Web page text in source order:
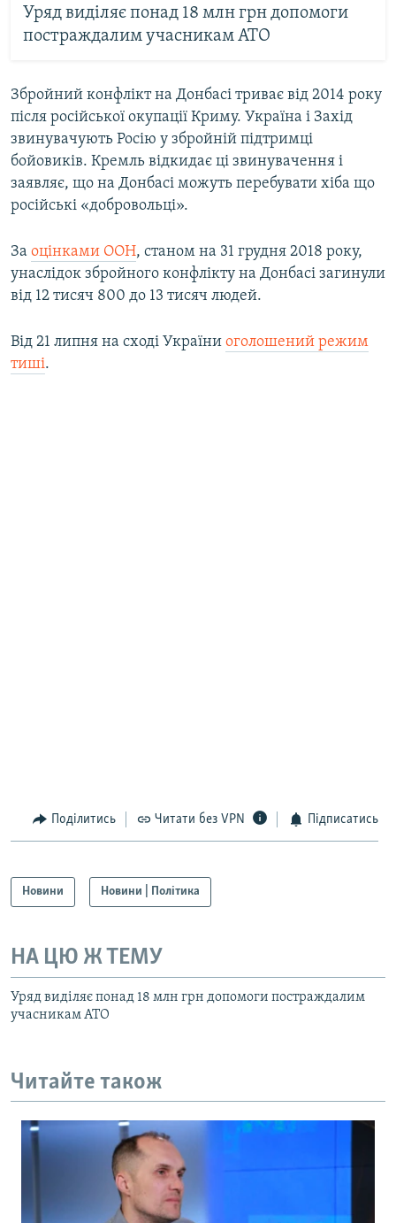
Уряд виділяє понад 18 млн грн допомоги
постраждалим учасникам АТО
Збройний конфлікт на Донбасі триває від 2014 року
після російської окупації Криму. Україна і Захід
звинувачують Росію у збройній підтримці
бойовиків. Кремль відкидає ці звинувачення і
заявляє, що на Донбасі можуть перебувати хіба що
російські «добровольці».
За оцінками ООН, станом на 31 грудня 2018 року,
унаслідок збройного конфлікту на Донбасі загинули
від 12 тисяч 800 до 13 тисяч людей.
Від 21 липня на сході України оголошений режим
тиші.
Поділитись Читати без VPN Підписатись
Новини Новини | Політика
НА ЦЮ Ж ТЕМУ
Уряд виділяє понад 18 млн грн допомоги постраждалим
учасникам АТО
Читайте також